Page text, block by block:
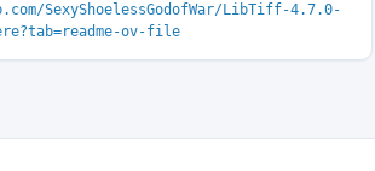
SexyShoelessGodofWar/LibTiff-4.7.0-
ov-file